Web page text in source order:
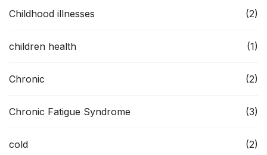
Childhood illnesses (2)
children health (1)
Chronic (2)
Chronic Fatigue Syndrome (3)
cold (2)